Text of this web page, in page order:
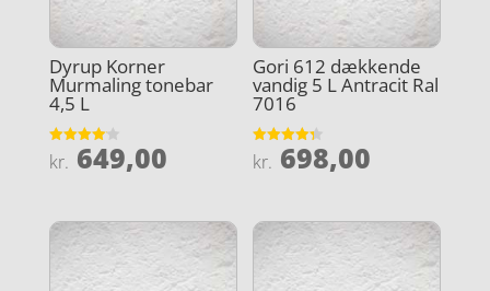
Dyrup Korner
Murmaling tonebar
4,5 L
Vurderet
4.1
kr. 649,00
Gori 612 dækkende
vandig 5 L Antracit Ral
7016
Vurderet
4.3
kr. 698,00